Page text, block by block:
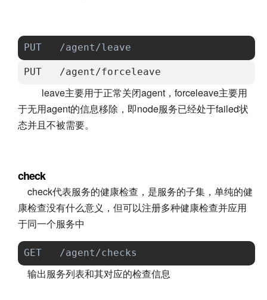
PUT   /agent/leave
PUT   /agent/forceleave
leave主要用于正常关闭agent，forceleave主要用
于无用agent的信息移除，即node服务已经处于failed状
态并且不被需要。
check
check代表服务的健康检查，是服务的子集，单纯的健
康检查没有什么意义，但可以注册多种健康检查并应用
于同一个服务中
GET   /agent/checks
输出服务列表和其对应的检查信息